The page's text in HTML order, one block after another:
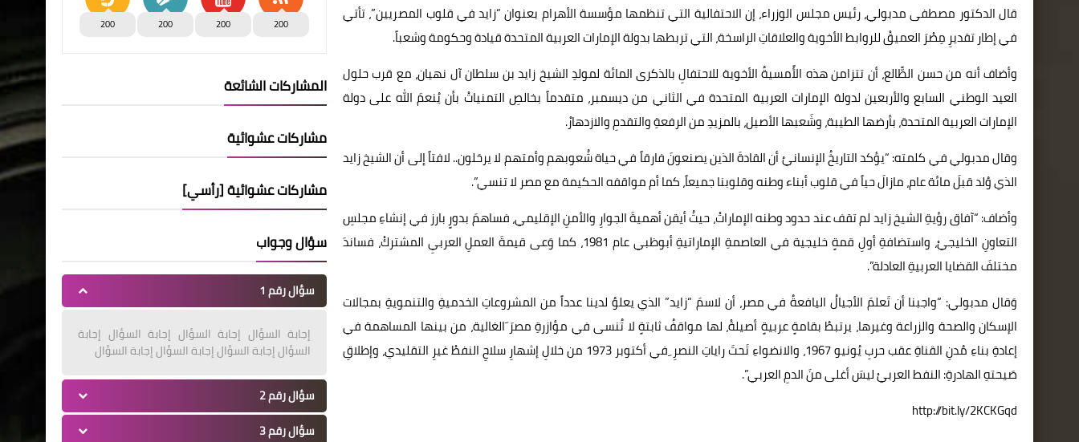
قال الدكتور مصطفى مدبولي، رئيس مجلس الوزراء، إن الاحتفالية التي تنظمها مؤسسة الأهرام بعنوان “زايد في قلوب المصريين”، تأتي
في إطار تقديرِ مِصْرَ العميقْ للروابط الأخوية والعلاقاتِ الراسخة، التي تربطها بدولة الإمارات العربية المتحدة قيادة وحكومة وشعباً.
وأضاف أنه من حسن الطًّالع، أن تتزامن هذه الأًمسيةُ الأخوية للاحتفالِ بالذكرى المائة لمولدِ الشيخ زايد بن سلطان آل نهيان، مع قرب حلول
العيد الوطني السابع والأربعين لدولة الإمارات العربية المتحدة في الثاني من ديسمبر، متقدماً بخالصِ التمنياتْ بأن يُنعمَ الله على دولة
الإمارات العربية المتحدة، بأرضها الطيبة، وشَعبها الأصيل، بالمزيدِ من الرفعةِ والتقدمِ والازدهارْ.
وقال مدبولي في كلمته: “يؤكد التاريخُ الإنسانيُ أن القادةَ الذين يصنعونَ فارقاً في حياة شُعوبهم وأمتهم لا يرحَلون.. لافتاً إلى أن الشيخ زايد
الذي وُلد قبلَ مائة عام، مازالَ حياً في قلوب أبناء وطنه وقلوبنا جميعاً، كما أم مواقفه الحكيمة مع مصر لا تنسي”.
وأضاف: “آفاق رؤيةِ الشيخ زايد لم تقف عند حدود وطنه الإماراتْ، حيثُ أيقن أهميةَ الجوارِ والأمنِ الإقليمي، فساهمَ بدورٍ بارز في إنشاءِ مجلسِ
التعاونِ الخليجيْ، واستضافةِ أولِ قمةٍ خليجية في العاصمةِ الإماراتيةِ أبوظبي عام 1981، كما وَعى قيمةَ العملِ العربيِ المشتركْ، فساندَ
مختلفَ القضايا العربيةِ العادلة”.
وَقال مدبولي: “واجبنا أن تَعلمَ الأجيالُ اليافعةُ في مصر، أن لاسمَ “زايد” الذي يعلوُ لدينا عدداً من المشروعاتِ الخدميةِ والتنمويةِ بمجالات
الإسكان والصحة والزراعة وغيرها، يرتبطُ بقامةٍ عربيةٍ أصيلةْ، لها مواقفُ ثابتةٍ لا تُنسى في مؤازرةِ مصرَ َالغالية، من بينها المساهمة في
إعادةِ بناءِ مُدنِ القناةِ عقب حربِ يُونيو 1967، والانضواءِ تَحتَ راياتِ النصرِ ِفي أكتوبر 1973 من خلالِ إشهارِ سلاحِ النفطْ غيرِ التقليدي، وإطلاقِ
صَيحتهِ الهادرةِ: النفط العربيْ ليسَ أغلى منَ الدمِ العربي”.
http://bit.ly/2KCKGqd
200
200
200
200
المشاركات الشائعة
مشاركات عشوائية
مشاركات عشوائية [رأسي]
سؤال وجواب
سؤال رقم 1
إجابة السؤال إجابة السؤال إجابة السؤال إجابة
السؤال إجابة السؤال إجابة السؤال إجابة السؤال
سؤال رقم 2
سؤال رقم 3